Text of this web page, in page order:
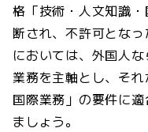
格「技術・人文知識
断され、不許可とな
においては、外国人
業務を主軸とし、そ
国際業務」の要件に
ましょう。